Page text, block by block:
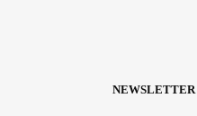
NEWSLETTER